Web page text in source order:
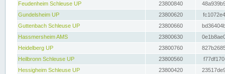
Feudenheim Schleuse UP
23800840
Gundelsheim UP
23800620
Guttenbach Schleuse UP
23800660
Hassmersheim AMS
23800630
Heidelberg UP
23800760
Heilbronn Schleuse UP
23800560
Hessigheim Schleuse UP
23800420